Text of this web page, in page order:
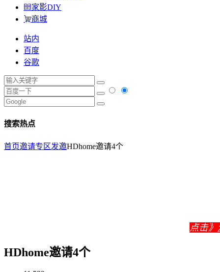
家影DIY
商城
站内
百度
谷歌
搜索热点
首页邀请专区发邀HDhome邀请4个
点击》
HDhome邀请4个